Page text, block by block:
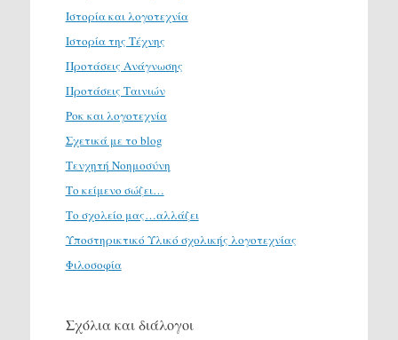
Ιστορία και λογοτεχνία
Ιστορία της Τέχνης
Προτάσεις Ανάγνωσης
Προτάσεις Ταινιών
Ροκ και λογοτεχνία
Σχετικά με το blog
Τενχητή Νοημοσύνη
Το κείμενο σώζει…
Το σχολείο μας…αλλάζει
Υποστηρικτικό Υλικό σχολικής λογοτεχνίας
Φιλοσοφία
Σχόλια και διάλογοι